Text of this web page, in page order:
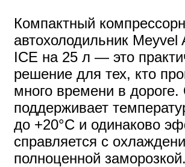
Компактный
автохолодильник Meyvel
ICE на 25 л — это
решение для тех, кто
много времени в
поддерживает
до +20°C и одинаково
справляется с
полноценной заморозкой.